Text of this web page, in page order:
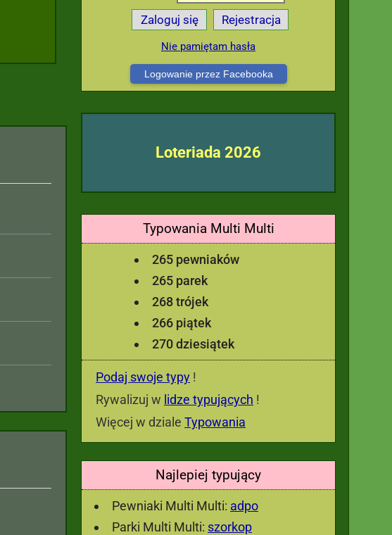
Zaloguj się Rejestracja
Nie pamiętam hasła
Logowanie przez Facebooka
Loteriada 2026
Typowania Multi Multi
265 pewniaków
265 parek
268 trójek
266 piątek
270 dziesiątek
Podaj swoje typy !
Rywalizuj w lidze typujących !
Więcej w dziale Typowania
Najlepiej typujący
Pewniaki Multi Multi: adpo
Parki Multi Multi: szorkop